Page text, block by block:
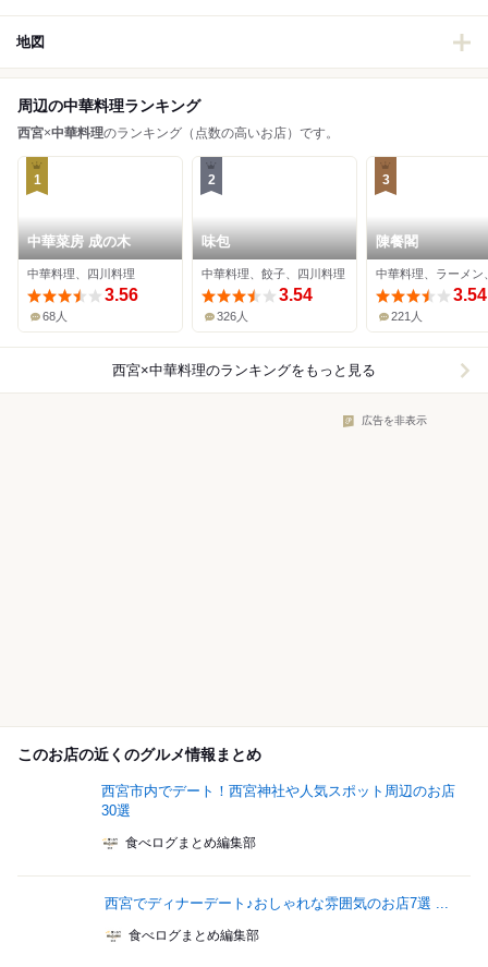
地図
周辺の中華料理ランキング
西宮×中華料理のランキング（点数の高いお店）です。
1
中華菜房 成の木
中華料理、四川料理
3.56
68人
2
味包
中華料理、餃子、四川料理
3.54
326人
3
陳餐閣
3.54
221人
西宮×中華料理のランキングをもっと見る
広告を非表示
このお店の近くのグルメ情報まとめ
西宮市内でデート！西宮神社や人気スポット周辺のお店
30選
食べログまとめ編集部
西宮でディナーデート♪おしゃれな雰囲気のお店7選 ...
食べログまとめ編集部